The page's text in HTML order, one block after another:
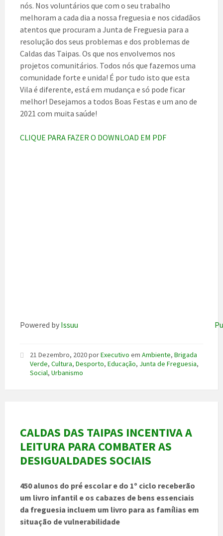
nós. Nos voluntários que com o seu trabalho
melhoram a cada dia a nossa freguesia e nos cidadãos
atentos que procuram a Junta de Freguesia para a
resolução dos seus problemas e dos problemas de
Caldas das Taipas. Os que nos envolvemos nos
projetos comunitários. Todos nós que fazemos uma
comunidade forte e unida! É por tudo isto que esta
Vila é diferente, está em mudança e só pode ficar
melhor! Desejamos a todos Boas Festas e um ano de
2021 com muita saúde!
CLIQUE PARA FAZER O DOWNLOAD EM PDF
Powered by Issuu
21 Dezembro, 2020porExecutivo em Ambiente, Brigada
Verde, Cultura, Desporto, Educação, Junta de Freguesia,
Social, Urbanismo
CALDAS DAS TAIPAS INCENTIVA A
LEITURA PARA COMBATER AS
DESIGUALDADES SOCIAIS
450 alunos do pré escolar e do 1º ciclo receberão
um livro infantil e os cabazes de bens essenciais
da freguesia incluem um livro para as famílias em
situação de vulnerabilidade